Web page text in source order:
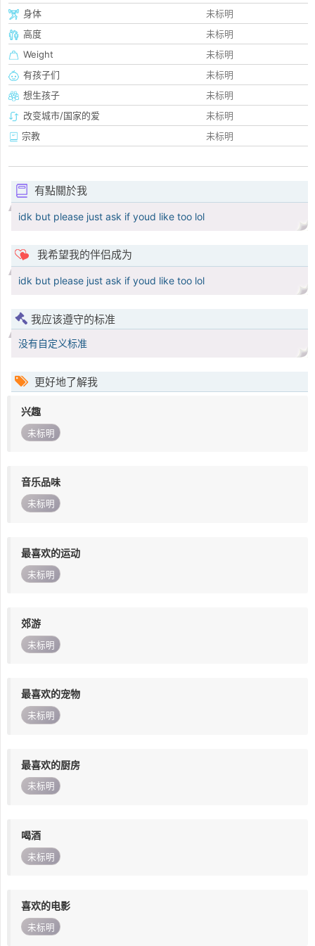
身体
未标明
高度
未标明
Weight
未标明
有孩子们
未标明
想生孩子
未标明
改变城市/国家的爱
未标明
宗教
未标明
有點關於我
idk but please just ask if youd like too lol
我希望我的伴侣成为
idk but please just ask if youd like too lol
我应该遵守的标准
没有自定义标准
更好地了解我
兴趣
未标明
音乐品味
未标明
最喜欢的运动
未标明
郊游
未标明
最喜欢的宠物
未标明
最喜欢的厨房
未标明
喝酒
未标明
喜欢的电影
未标明